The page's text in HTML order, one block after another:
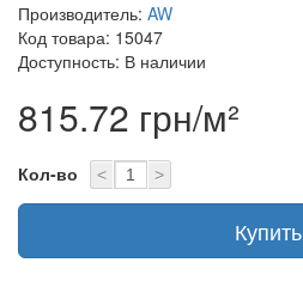
Производитель: AW
Код товара: 15047
Доступность: В наличии
815.72 грн/м²
Кол-во < >
Купить